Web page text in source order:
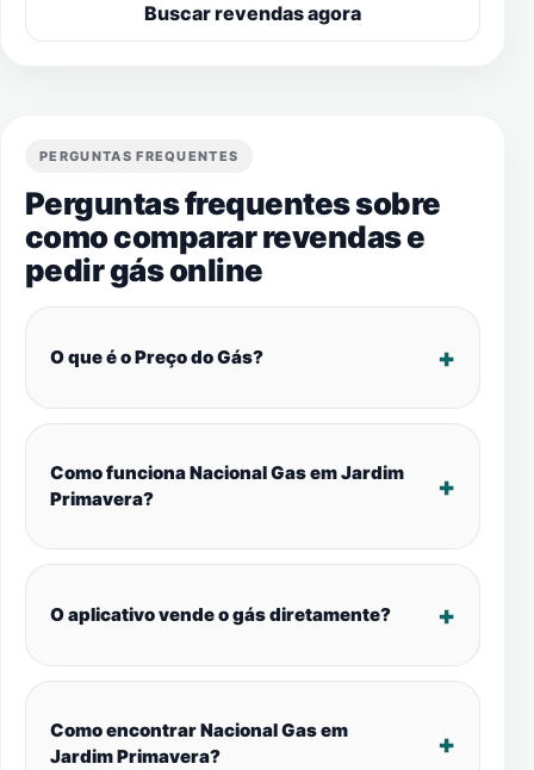
Buscar revendas agora
PERGUNTAS FREQUENTES
Perguntas frequentes sobre
como comparar revendas e
pedir gás online
O que é o Preço do Gás?
Como funciona Nacional Gas em Jardim
Primavera?
O aplicativo vende o gás diretamente?
Como encontrar Nacional Gas em
Jardim Primavera?